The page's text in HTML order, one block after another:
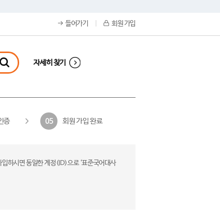
들어가기 회원 가입
자세히 찾기
증 05 회원 가입 완료
하시면 동일한 계정(ID)으로 ‘표준국어대사